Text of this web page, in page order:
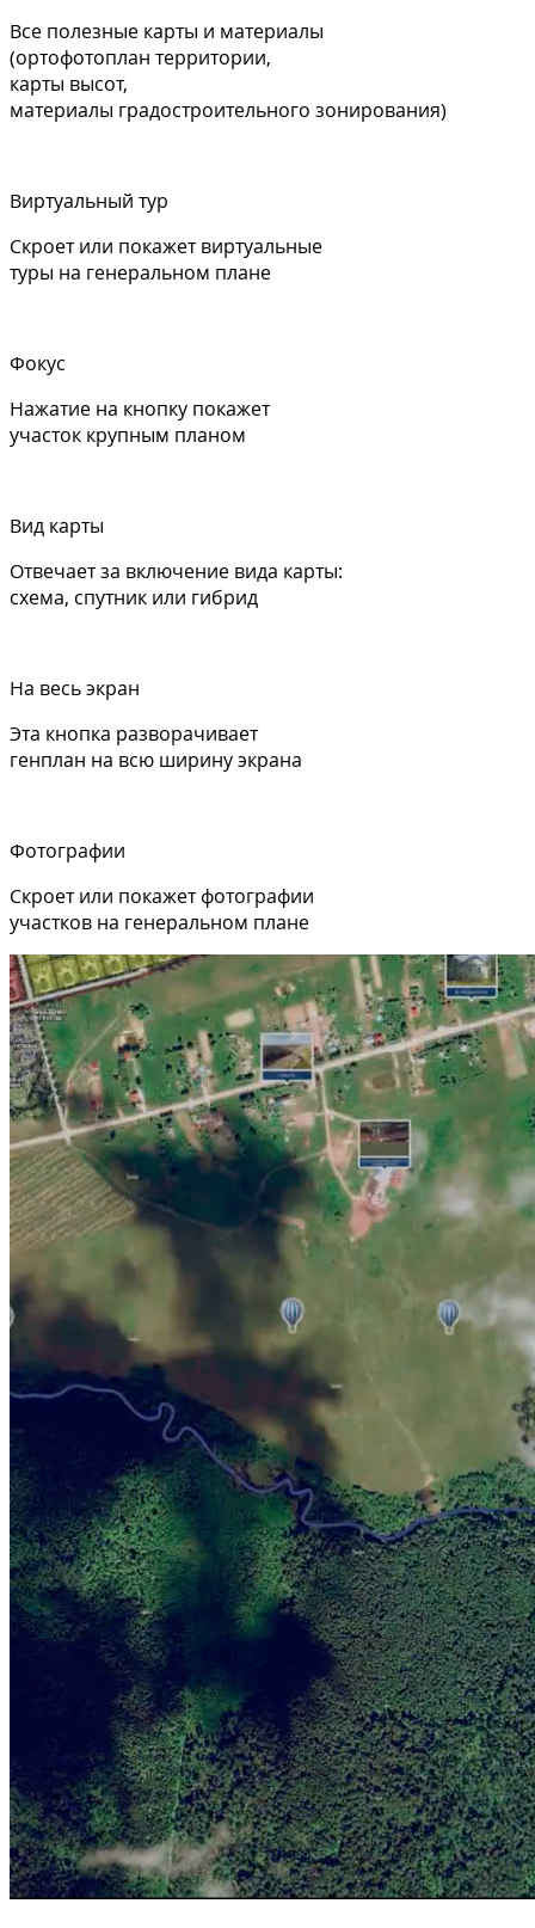
Все полезные карты и материалы
(ортофотоплан территории,
карты высот,
материалы градостроительного зонирования)
Виртуальный тур
Скроет или покажет виртуальные
туры на генеральном плане
Фокус
Нажатие на кнопку покажет
участок крупным планом
Вид карты
Отвечает за включение вида карты:
схема, спутник или гибрид
На весь экран
Эта кнопка разворачивает
генплан на всю ширину экрана
Фотографии
Скроет или покажет фотографии
участков на генеральном плане